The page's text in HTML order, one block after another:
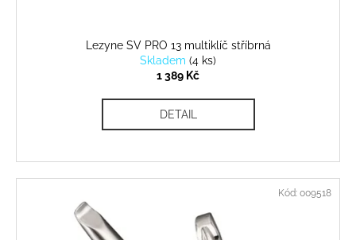
Lezyne SV PRO 13 multiklíč stříbrná
Skladem (4 ks)
1 389 Kč
DETAIL
Kód: 009518